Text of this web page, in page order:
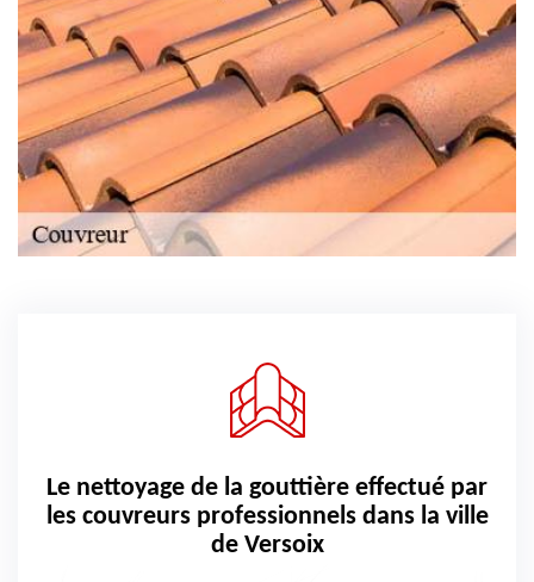
Le nettoyage de la gouttière effectué par
les couvreurs professionnels dans la ville
de Versoix